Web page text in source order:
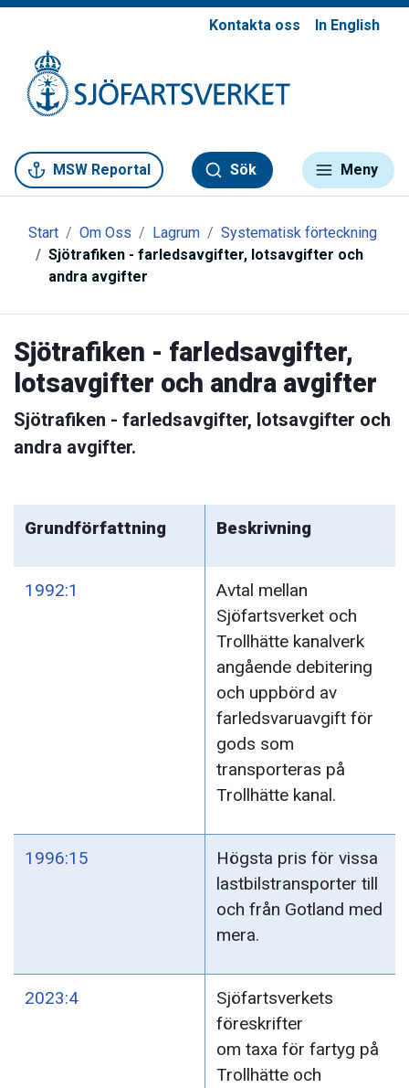
Kontakta oss In English
MSW Reportal Sök Meny
Start Om Oss Lagrum
Systematisk förteckning
Sjötrafiken - farledsavgifter, lotsavgifter och
andra avgifter
Sjötrafiken - farledsavgifter,
lotsavgifter och andra avgifter
Sjötrafiken - farledsavgifter, lotsavgifter och
andra avgifter.
Grundförfattning Beskrivning
1992:1
Avtal mellan
Sjöfartsverket och
Trollhätte kanalverk
angående debitering
och uppbörd av
farledsvaruavgift för
gods som
transporteras på
Trollhätte kanal.
1996:15
Högsta pris för vissa
lastbilstransporter till
och från Gotland med
mera.
2023:4
Sjöfartsverkets
föreskrifter
om taxa för fartyg på
Trollhätte och